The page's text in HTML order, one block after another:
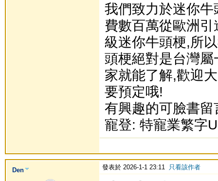
我們致力於迷你
費數百萬從歐洲
級迷你牛頭梗,所
頭梗絕對是台灣
家就能了解,歡迎
要預定哦!
有興趣的可臉書
寵登: 特寵業繁字
Den 發表於 2026-1-1 23:11 只看該作者